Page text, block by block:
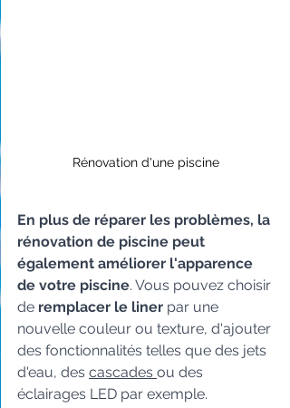
Rénovation d'une piscine
En plus de réparer les problèmes, la
rénovation de piscine peut
également améliorer l'apparence
de votre piscine. Vous pouvez choisir
de remplacer le liner par une
nouvelle couleur ou texture, d'ajouter
des fonctionnalités telles que des jets
d'eau, des cascades ou des
éclairages LED par exemple.